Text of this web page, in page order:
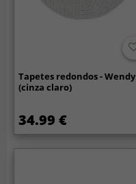
Tapetes redondos - Wendy
(cinza claro)
34.99 €